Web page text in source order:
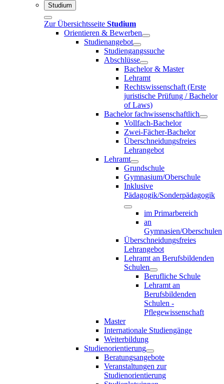
Studium
Zur Übersichtsseite Studium
Orientieren & Bewerben
Studienangebot
Studiengangssuche
Abschlüsse
Bachelor & Master
Lehramt
Rechtswissenschaft (Erste
juristische Prüfung / Bachelor
of Laws)
Bachelor fachwissenschaftlich
Vollfach-Bachelor
Zwei-Fächer-Bachelor
Überschneidungsfreies
Lehrangebot
Lehramt
Grundschule
Gymnasium/Oberschule
Inklusive
Pädagogik/Sonderpädagogik
im Primarbereich
an
Gymnasien/Oberschulen
Überschneidungsfreies
Lehrangebot
Lehramt an Berufsbildenden
Schulen
Berufliche Schule
Lehramt an
Berufsbildenden
Schulen -
Pflegewissenschaft
Master
Internationale Studiengänge
Weiterbildung
Studienorientierung
Beratungsangebote
Veranstaltungen zur
Studienorientierung